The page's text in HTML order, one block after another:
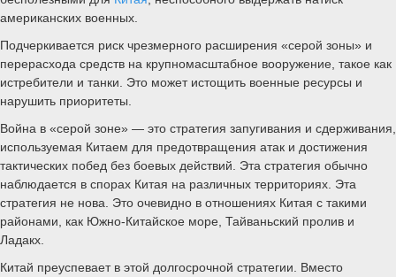
американских военных.
Подчеркивается риск чрезмерного расширения «серой зоны» и
перерасхода средств на крупномасштабное вооружение, такое как
истребители и танки. Это может истощить военные ресурсы и
нарушить приоритеты.
Война в «серой зоне» — это стратегия запугивания и сдерживания,
используемая Китаем для предотвращения атак и достижения
тактических побед без боевых действий. Эта стратегия обычно
наблюдается в спорах Китая на различных территориях. Эта
стратегия не нова. Это очевидно в отношениях Китая с такими
районами, как Южно-Китайское море, Тайваньский пролив и
Ладакх.
Китай преуспевает в этой долгосрочной стратегии. Вместо